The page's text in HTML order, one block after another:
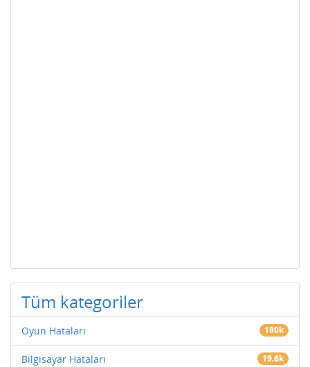
Tüm kategoriler
Oyun Hataları 180k
Bilgisayar Hataları 19.6k